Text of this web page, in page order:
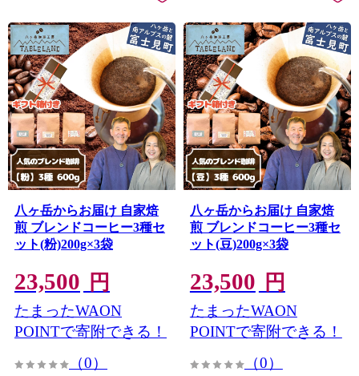
八ヶ岳からお届け 自家焙
煎 ブレンドコーヒー3種セ
ット(粉)200g×3袋
23,500 円
たまったWAON
POINTで寄附できる！
（0）
八ヶ岳からお届け 自家焙
煎 ブレンドコーヒー3種セ
ット(豆)200g×3袋
23,500 円
たまったWAON
POINTで寄附できる！
（0）